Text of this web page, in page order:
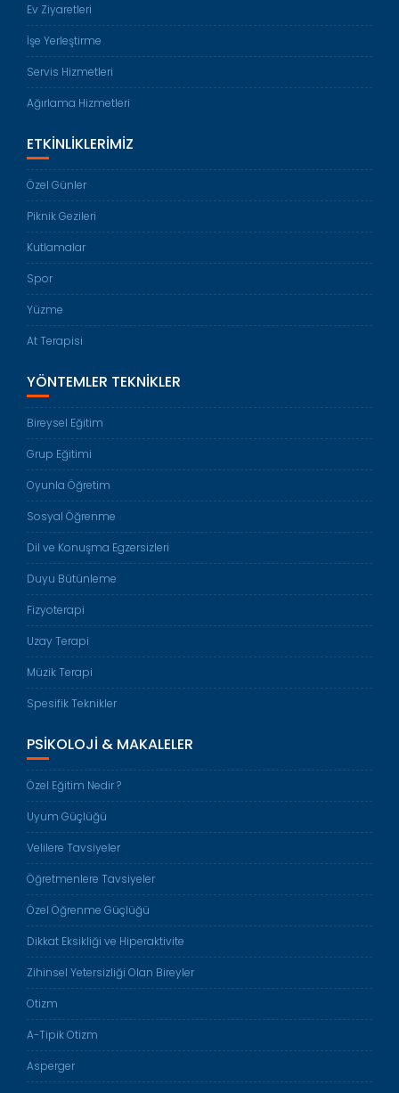
Ev Ziyaretleri
İşe Yerleştirme
Servis Hizmetleri
Ağırlama Hizmetleri
ETKINLIKLERIMIZ
Özel Günler
Piknik Gezileri
Kutlamalar
Spor
Yüzme
At Terapisi
YÖNTEMLER TEKNIKLER
Bireysel Eğitim
Grup Eğitimi
Oyunla Öğretim
Sosyal Öğrenme
Dil ve Konuşma Egzersizleri
Duyu Bütünleme
Fizyoterapi
Uzay Terapi
Müzik Terapi
Spesifik Teknikler
PSIKOLOJI & MAKALELER
Özel Eğitim Nedir ?
Uyum Güçlüğü
Velilere Tavsiyeler
Öğretmenlere Tavsiyeler
Özel Öğrenme Güçlüğü
Dikkat Eksikliği ve Hiperaktivite
Zihinsel Yetersizliği Olan Bireyler
Otizm
A-Tipik Otizm
Asperger